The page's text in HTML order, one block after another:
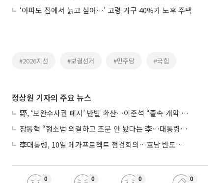
‘아파도 집에서 늙고 싶어…’ 고령 가구 40%가 노후 주택
#2026지선 #보궐선거 #민주당 #국힘
정상원 기자의 주요 뉴스
野, ‘보완수사권 폐지’ 반발 확산…이준석 “졸속 개악 입법”
장동혁 “형소법 의결하고 조문 안 봤다는 李…대통령 맞나”
李대통령, 10일 메가프로젝트 점검회의…호남 반도체 속도전
0 0 0 0